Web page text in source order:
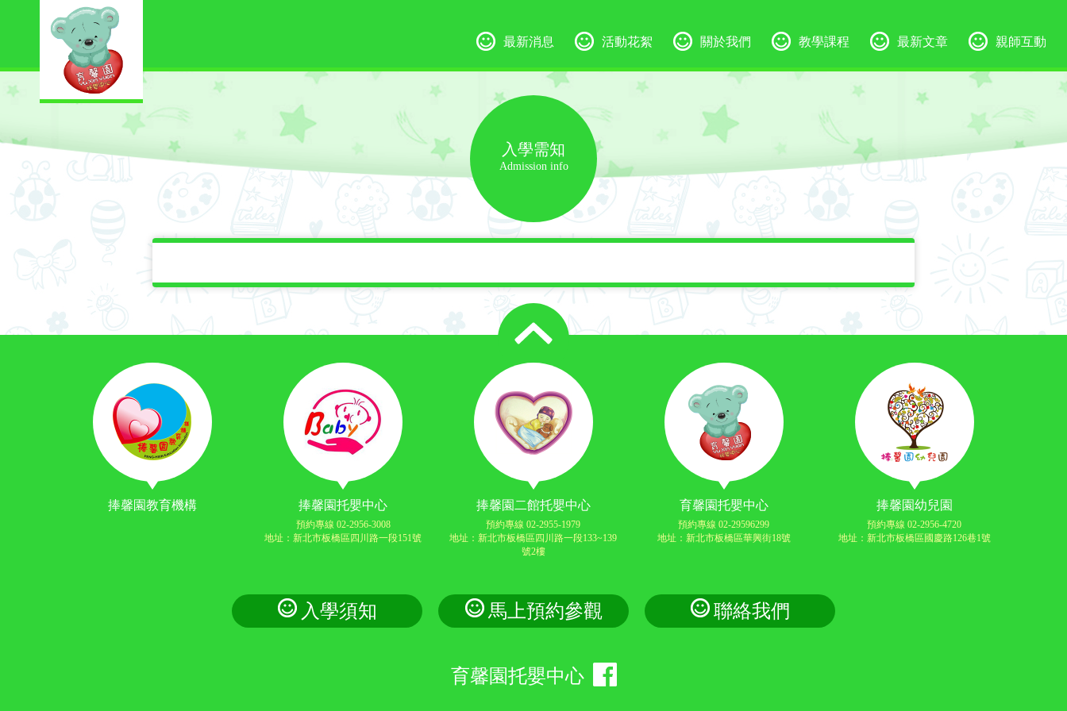
最新消息 活動花絮 關於我們 教學課程 最新文章 親師互動
入學需知
Admission info
捧馨園教育機構 捧馨園托嬰中心
預約專線 02-2956-3008
地址：新北市板橋區四川路一段151號
捧馨園二館托嬰中心
預約專線 02-2955-1979
地址：新北市板橋區四川路一段133~139
號2樓
育馨園托嬰中心
預約專線 02-29596299
地址：新北市板橋區華興街18號
捧馨園幼兒園
預約專線 02-2956-4720
地址：新北市板橋區國慶路126巷1號
入學須知 馬上預約參觀 聯絡我們
育馨園托嬰中心